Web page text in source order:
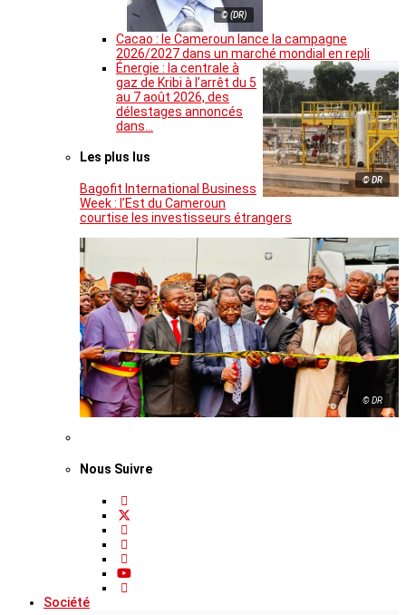
© (DR)
Cacao : le Cameroun lance la campagne
2026/2027 dans un marché mondial en repli
© DR
Énergie : la centrale à
gaz de Kribi à l’arrêt du 5
au 7 août 2026, des
délestages annoncés
dans…
Les plus lus
Bagofit International Business
Week : l’Est du Cameroun
courtise les investisseurs étrangers
© DR
Nous Suivre
Société